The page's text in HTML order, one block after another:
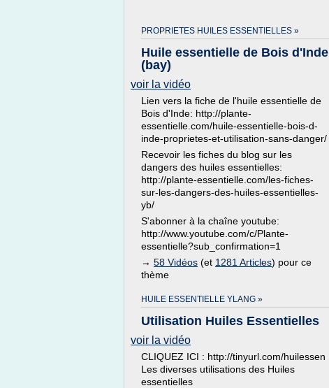
PROPRIETES HUILES ESSENTIELLES »
Huile essentielle de Bois d'Inde
(bay)
voir la vidéo
Lien vers la fiche de l'huile essentielle de
Bois d'Inde: http://plante-
essentielle.com/huile-essentielle-bois-d-
inde-proprietes-et-utilisation-sans-danger/
Recevoir les fiches du blog sur les
dangers des huiles essentielles:
http://plante-essentielle.com/les-fiches-
sur-les-dangers-des-huiles-essentielles-
yb/
S'abonner à la chaîne youtube:
http://www.youtube.com/c/Plante-
essentielle?sub_confirmation=1
→ 58 Vidéos (et 1281 Articles) pour ce
thème
HUILE ESSENTIELLE YLANG »
Utilisation Huiles Essentielles
voir la vidéo
CLIQUEZ ICI : http://tinyurl.com/huilessen
Les diverses utilisations des Huiles
essentielles